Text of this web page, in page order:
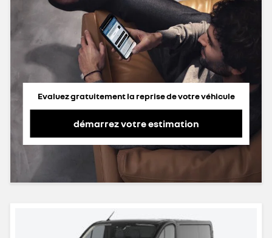
Evaluez gratuitement la reprise de votre véhicule
démarrez votre estimation